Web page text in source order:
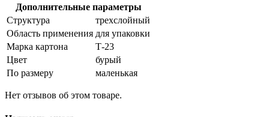
Дополнительные параметры
Структура
трехслойный
Область применения для упаковки
Марка картона
Т-23
Цвет
бурый
По размеру
маленькая
Нет отзывов об этом товаре.